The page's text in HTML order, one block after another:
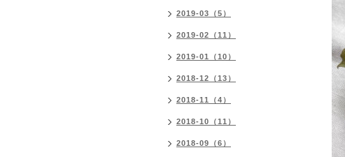
2019-03（5）
2019-02（11）
2019-01（10）
2018-12（13）
2018-11（4）
2018-10（11）
2018-09（6）